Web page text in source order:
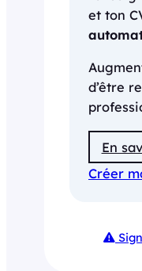
et ton
d’être
En
Créer